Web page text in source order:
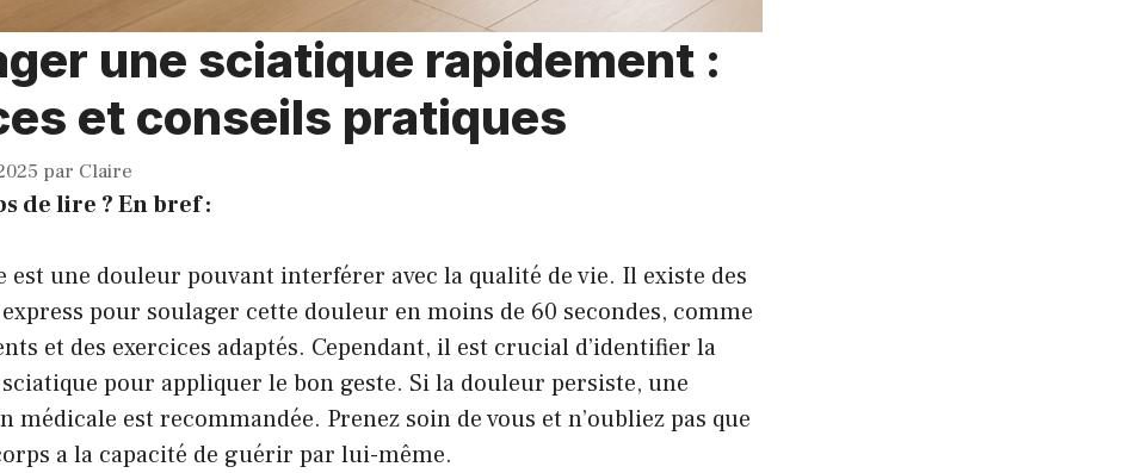
une sciatique rapidement :
et conseils pratiques
par Claire
de lire ? En bref :
est une douleur pouvant interférer avec la qualité de vie. Il existe des
pour soulager cette douleur en moins de 60 secondes, comme
et des exercices adaptés. Cependant, il est crucial d’identifier la
sciatique pour appliquer le bon geste. Si la douleur persiste, une
médicale est recommandée. Prenez soin de vous et n’oubliez pas que
a la capacité de guérir par lui-même.